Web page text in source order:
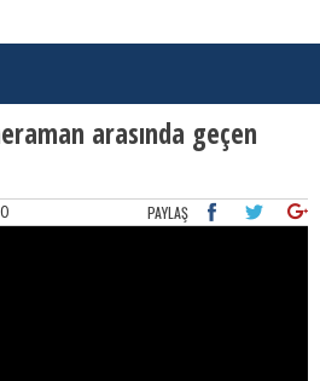
arasında geçen
PAYLAŞ